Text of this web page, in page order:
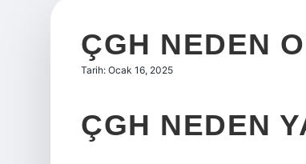
ÇGH NEDEN
Tarih: Ocak 16, 2025
ÇGH NEDEN